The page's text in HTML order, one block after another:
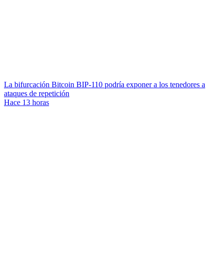
La bifurcación Bitcoin BIP-110 podría exponer a los tenedores a
ataques de repetición
Hace 13 horas